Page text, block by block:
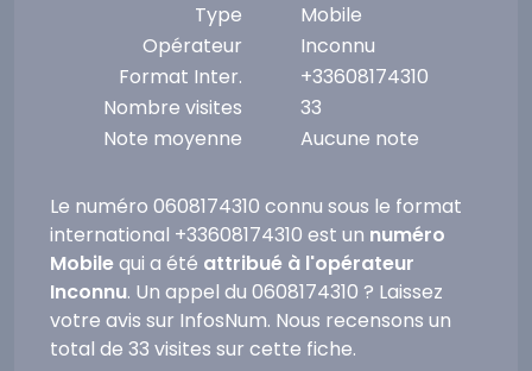
Type
Mobile
Opérateur
Inconnu
Format Inter.
+33608174310
Nombre visites
33
Note moyenne
Aucune note
Le numéro 0608174310 connu sous le format
international +33608174310 est un numéro
Mobilequi a été attribué à l'opérateur
Inconnu. Un appel du 0608174310 ? Laissez
votre avis sur InfosNum. Nous recensons un
total de 33 visites sur cette fiche.